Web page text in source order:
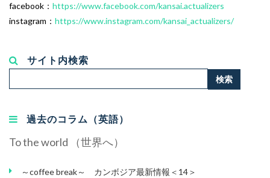
facebook： https://www.facebook.com/kansai.actualizers
instagram： https://www.instagram.com/kansai_actualizers/
サイト内検索
索...
検索
過去のコラム（英語）
To the world （世界へ）
～coffee break～ カンボジア最新情報＜14＞